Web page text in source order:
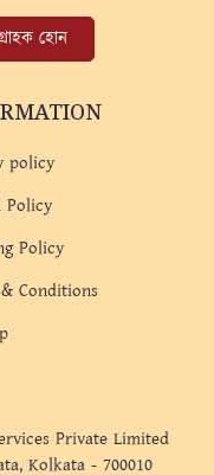
হোন
policy
Policy
Policy
Conditions
Private Limited
Kolkata - 700010